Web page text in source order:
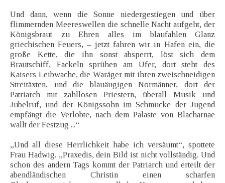
Und dann, wenn die Sonne niedergestiegen und über
flimmernden Meereswellen die schnelle Nacht aufgeht, der
Königsbraut zu Ehren alles im blaufahlen Glanz
griechischen Feuers, – jetzt fahren wir in Hafen ein, die
große Kette, die ihn sonst absperrt, löst sich dem
Brautschiff, Fackeln sprühen am Ufer, dort steht des
Kaisers Leibwache, die Waräger mit ihren zweischneidigen
Streitäxten, und die blauäugigen Normänner, dort der
Patriarch mit zahllosen Priestern, überall Musik und
Jubelruf, und der Königssohn im Schmucke der Jugend
empfängt die Verlobte, nach dem Palaste von Blacharnae
wallt der Festzug ...“
„Und all diese Herrlichkeit habe ich versäumt“, spottete
Frau Hadwig. „Praxedis, dein Bild ist nicht vollständig. Und
schon des andern Tags kommt der Patriarch und erteilt der
abendländischen Christin einen scharfen